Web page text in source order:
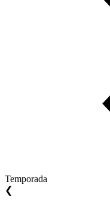
Temporada
❮